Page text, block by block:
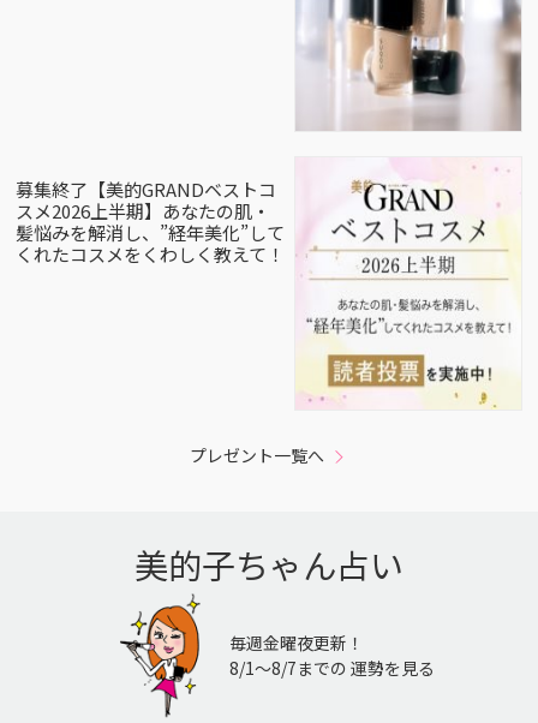
募集終了【美的GRANDベストコ
スメ2026上半期】あなたの肌・
髪悩みを解消し、”経年美化”して
くれたコスメをくわしく教えて！
プレゼント一覧へ
美的子ちゃん占い
毎週金曜夜更新！
8/1〜8/7までの 運勢を見る